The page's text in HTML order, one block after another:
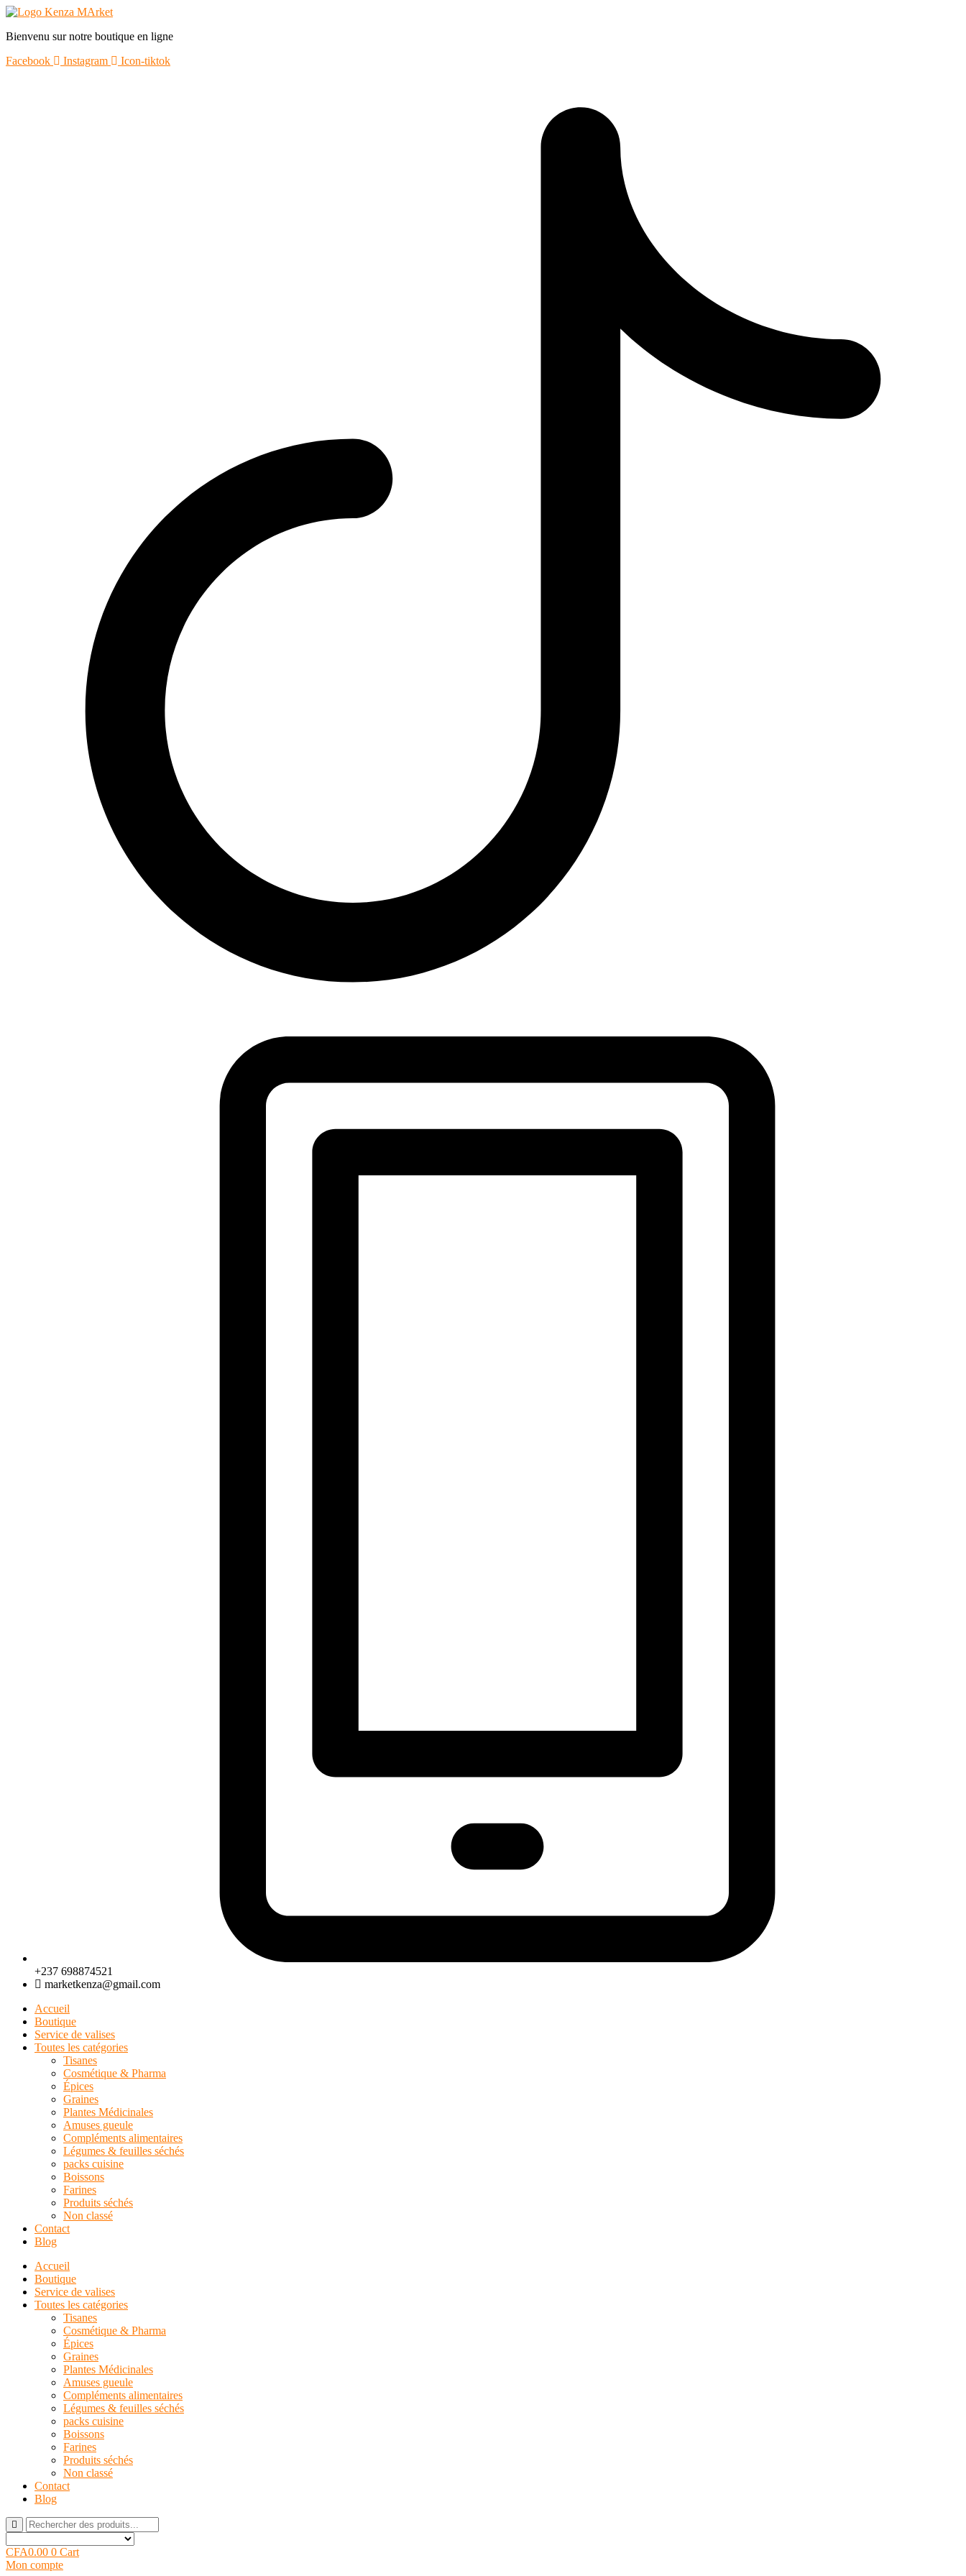
Bienvenu sur notre boutique en ligne
Facebook
Instagram Icon-tiktok
+237 698874521
marketkenza@gmail.com
Accueil
Boutique
Service de valises
Toutes les catégories
Tisanes
Cosmétique & Pharma
Épices
Graines
Plantes Médicinales
Amuses gueule
Compléments alimentaires
Légumes & feuilles séchés
packs cuisine
Boissons
Farines
Produits séchés
Non classé
Contact
Blog
Accueil
Boutique
Service de valises
Toutes les catégories
Tisanes
Cosmétique & Pharma
Épices
Graines
Plantes Médicinales
Amuses gueule
Compléments alimentaires
Légumes & feuilles séchés
packs cuisine
Boissons
Farines
Produits séchés
Non classé
Contact
Blog
CFA0.00 0 Cart
Mon compte